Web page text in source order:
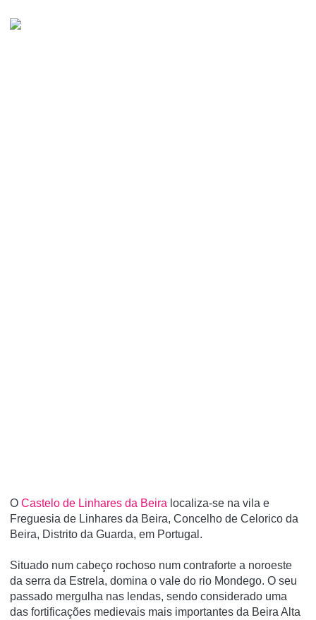
O Castelo de Linhares da Beira localiza-se na vila e
Freguesia de Linhares da Beira, Concelho de Celorico da
Beira, Distrito da Guarda, em Portugal.
Situado num cabeço rochoso num contraforte a noroeste
da serra da Estrela, domina o vale do rio Mondego. O seu
passado mergulha nas lendas, sendo considerado uma
das fortificações medievais mais importantes da Beira Alta